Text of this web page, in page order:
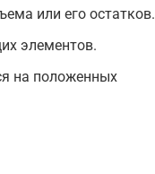
или его остатков.
элементов.
на положенных